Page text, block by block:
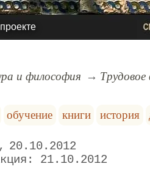
и философия
обучение книги история
20.10.2012
21.10.2012